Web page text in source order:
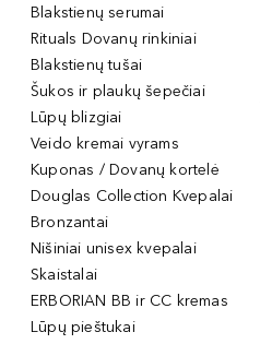
Blakstienų serumai
Rituals Dovanų rinkiniai
Blakstienų tušai
Šukos ir plaukų šepečiai
Lūpų blizgiai
Veido kremai vyrams
Kuponas / Dovanų kortelė
Douglas Collection Kvepalai
Bronzantai
Nišiniai unisex kvepalai
Skaistalai
ERBORIAN BB ir CC kremas
Lūpų pieštukai